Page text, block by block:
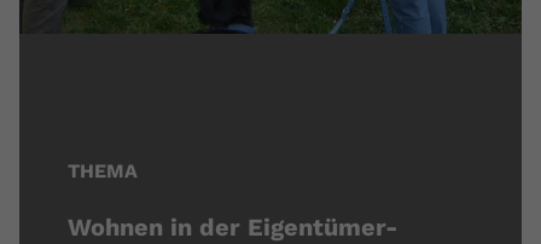
THEMA
Wohnen in der Eigentümer-